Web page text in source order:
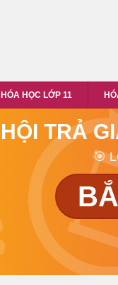
HÓA HỌC LỚP 11
TRẢ
🎯